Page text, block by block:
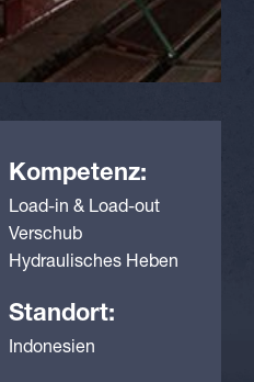
Kompetenz:
Load-in & Load-out
Verschub
Hydraulisches Heben
Standort:
Indonesien